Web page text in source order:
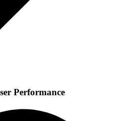
Performance